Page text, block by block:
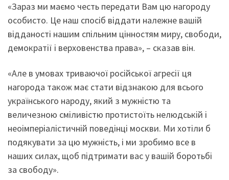
«Зараз ми маємо честь передати Вам цю нагороду
особисто. Це наш спосіб віддати належне вашій
відданості нашим спільним цінностям миру, свободи,
демократії і верховенства права», – сказав він.
«Але в умовах триваючої російської агресії ця
нагорода також має стати відзнакою для всього
українського народу, який з мужністю та
величезною сміливістю протистоїть нелюдській і
неоімперіалістичній поведінці москви. Ми хотіли б
подякувати за цю мужність, і ми зробимо все в
наших силах, щоб підтримати вас у вашій боротьбі
за свободу».